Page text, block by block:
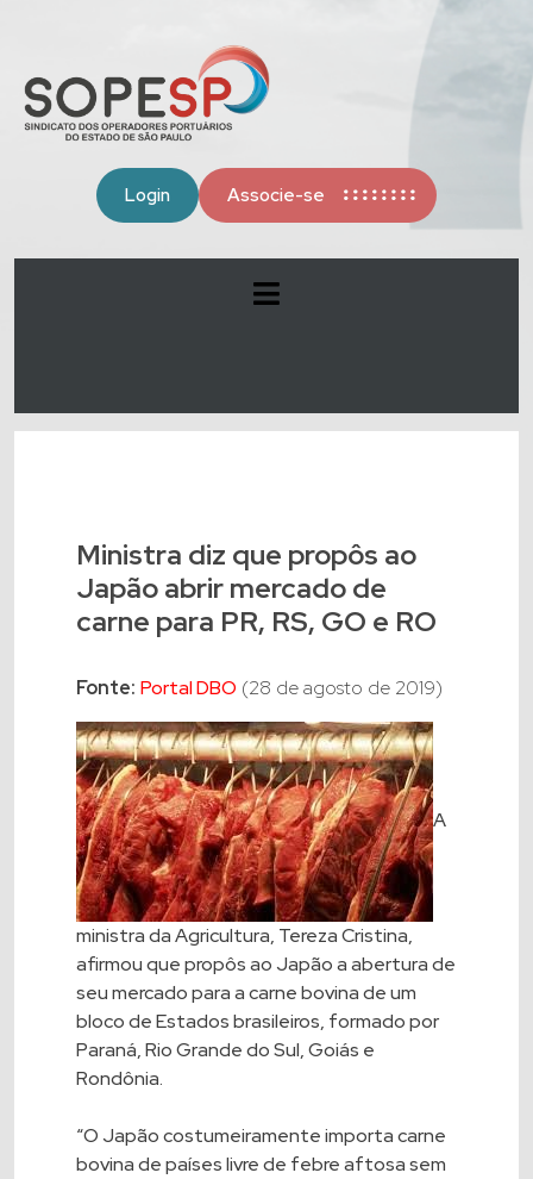
Login Associe-se
Ministra diz que propôs ao
Japão abrir mercado de
carne para PR, RS, GO e RO
Fonte: Portal DBO (28 de agosto de 2019)
A
ministra da Agricultura, Tereza Cristina,
afirmou que propôs ao Japão a abertura de
seu mercado para a carne bovina de um
bloco de Estados brasileiros, formado por
Paraná, Rio Grande do Sul, Goiás e
Rondônia.
“O Japão costumeiramente importa carne
bovina de países livre de febre aftosa sem